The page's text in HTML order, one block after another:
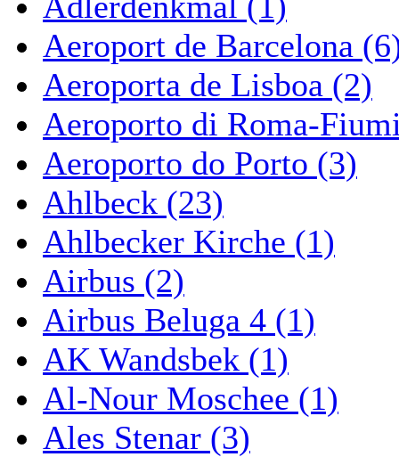
Aeroport de Barcelona
Aeroporta de Lisboa (2)
Aeroporto di Roma-
Aeroporto do Porto (3)
Ahlbeck (23)
Ahlbecker Kirche (1)
Airbus (2)
Airbus Beluga 4 (1)
AK Wandsbek (1)
Al-Nour Moschee (1)
Ales Stenar (3)